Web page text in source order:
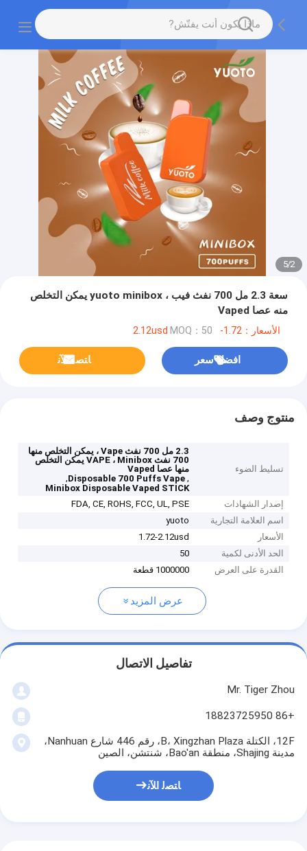
2
/
5
سعة 2.3 مل 700 نفث فيب ، yuoto minibox يمكن التخلص
منه عصا Vaped
الأسعار：1.72-2.12usd MOQ：50
افضل سعر ﺎﺘﺼﻟ ﺍﻶﻧ
منتوج وصف
تسليط الضوء
2.3 مل 700 نفث Vape ، يمكن التخلص منها
700 نفث VAPE ، Minibox يمكن التخلص
منها عصا Vaped
,
Disposable 700 Puffs Vape
,
Minibox Disposable Vaped STICK
إصدار الشهادات
FDA, CE, ROHS, FCC, UL, PSE
اسم العلامة التجارية
yuoto
الأسعار
1.72-2.12usd
الحد الأدنى لكمية
50
القدرة على العرض
1000000 قطعة
عرض المزيد
تفاصيل الاتصال
Mr. Tiger Zhou
+86 18823725950
12F، الكتلة B، Xingzhan Plaza، رقم 446 شارع Nanhuan،
مدينة Shajing، منطقة Bao'an، شنتشن، الصين
ﺎﺘﺼﻟ ﺍﻶﻧ